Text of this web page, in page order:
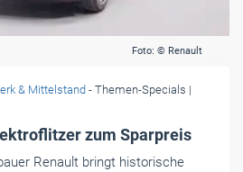
Foto: © Renault
& Mittelstand - Themen-Specials |
zum Sparpreis
Renault bringt historische